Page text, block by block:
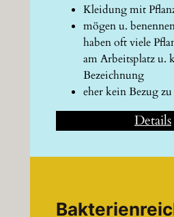
Kleidung mit
mögen u.
haben oft viele
am Arbeitsplatz u.
Bezeichnung
eher kein Bezug
Details